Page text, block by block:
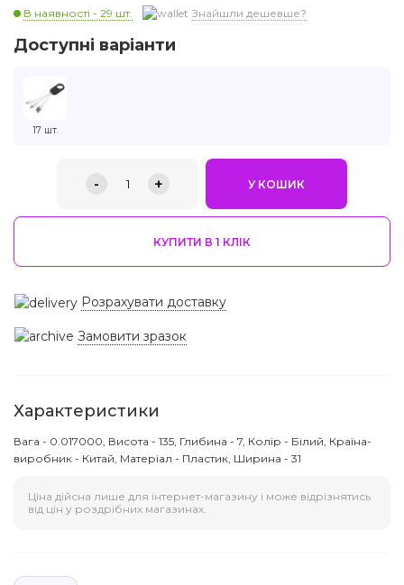
В наявності - 29 шт. Знайшли дешевше?
Доступні варіанти
17 шт.
- 1 + У КОШИК
КУПИТИ В 1 КЛIК
Розрахувати доставку
Замовити зразок
Характеристики
Вага - 0.017000, Висота - 135, Глибина - 7, Колір - Білий, Країна-
виробник - Китай, Матеріал - Пластик, Ширина - 31
Ціна дійсна лише для інтернет-магазину і може відрізнятись
від цін у роздрібних магазинах.